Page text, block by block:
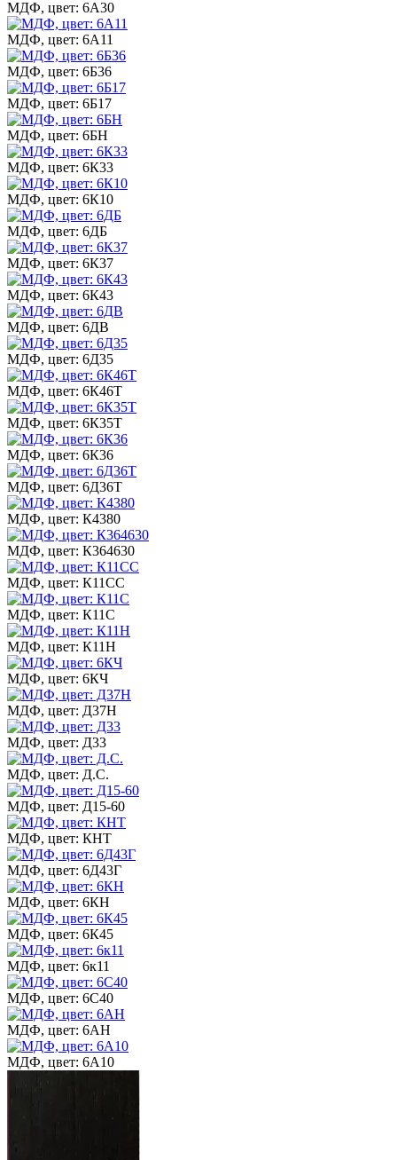
МДФ, цвет: 6А30
МДФ, цвет: 6А11
МДФ, цвет: 6Б36
МДФ, цвет: 6Б17
МДФ, цвет: 6БН
МДФ, цвет: 6К33
МДФ, цвет: 6К10
МДФ, цвет: 6ДБ
МДФ, цвет: 6К37
МДФ, цвет: 6К43
МДФ, цвет: 6ДВ
МДФ, цвет: 6Д35
МДФ, цвет: 6К46Т
МДФ, цвет: 6К35Т
МДФ, цвет: 6К36
МДФ, цвет: 6Д36Т
МДФ, цвет: К4380
МДФ, цвет: К364630
МДФ, цвет: К11СС
МДФ, цвет: К11С
МДФ, цвет: К11Н
МДФ, цвет: 6КЧ
МДФ, цвет: Д37Н
МДФ, цвет: Д33
МДФ, цвет: Д.С.
МДФ, цвет: Д15-60
МДФ, цвет: КНТ
МДФ, цвет: 6Д43Г
МДФ, цвет: 6КН
МДФ, цвет: 6К45
МДФ, цвет: 6к11
МДФ, цвет: 6С40
МДФ, цвет: 6АН
МДФ, цвет: 6А10